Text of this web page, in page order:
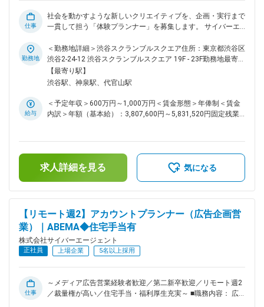
バル案件の進め方・最新技術の習得までしっかりサポートしま
す。 ■就業環境 出社とリモートワークを組み合わせた柔軟な
てます。 ■想定されるキャリアパス グローバル案件推進のス
ペシャリスト、プロジェクトリーダー、マネジメントなど多様
なキャリアを目指せます。 ■企業の特徴/魅力 当社はAI・DXを
駆使した最先端のインターネット広告で業界をリードし、変化
の定める業務
仕事
社会を動かすような新しいクリエイティブを、企画・実行まで
一貫して担う「体験プランナー」を募集します。 サイバーエ
がらも、その枠組みを飛び越え、ブランドの課題を解決する手
段として様々な手法を組み合わせた企画を立案します。 例え
ば、Webメディアや広告を起点とした「新しいプロダクト開
発」、リアルな空間での「体験インスタレーションや展示」、
にわたるプロジェクトを推進していただきます。 ■業務詳細
リアルな空間での「体験インスタレーションや展示」、社会課
イアントの課題に対する企画立案、コンセプト設計 ・新しい
体験価値を創出するインスタレーションやイベントの企画、実
行 ・社会課題解決を目的としたプロジェクトの企画、実行 ・
Webサービスやアプリ、リアル施設などのプロダクト・事業開
発 ■事例 ■記事 ・サンリオ マイメロディ50周年・クロミ20周
年。新たなファン層獲得やグローバル拡大を目指し、IPへの妥
協のない愛で創り上げた周年リアルイベントを渋谷で開催
https://www.cyberagent-adagency.com/works/861/ 変更の範
囲：会社の定める業務
勤務地
＜勤務地詳細＞渋谷スクランブルスクエア住所：東京都渋谷区
渋谷2-24-12 渋谷スクランブルスクエア 19F - 23F勤務地最寄
駅：JR各線／渋谷駅受動喫煙対策：屋内全面禁煙変更の範
囲：会社の定める事業所（リモートワーク含む）
【最寄り駅】
渋谷駅、神泉駅、代官山駅
給与
＜予定年収＞600万円～1,000万円＜賃金形態＞年俸制＜賃金
内訳＞年額（基本給）：3,807,600円～5,831,520円固定残業
有無＞有＜残業手当＞有＜給与補足＞年収には通常残業手当
80時間分が含まれています。・月間インセンティブ・査定：
年2回※年収上限以上に関しては別途検討可能賃金はあくまで
す。月給(月額)は固定手当を含めた表記です。
求人詳細を見る 気になる
【リモート週2】アカウントプランナー（広告企画営
業）｜ABEMA◆住宅手当有
株式会社サイバーエージェント
正社員 上場企業 5名以上採用
仕事
～メディア広告営業経験者歓迎／第二新卒歓迎／リモート週2
／裁量権が高い／住宅手当・福利厚生充実～ ■職務内容： 広